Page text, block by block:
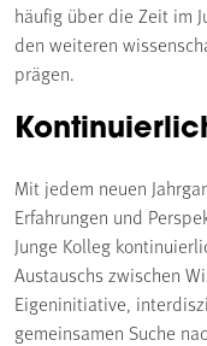
häufig über die Zeit im
den weiteren
prägen.
Mit jedem neuen
Erfahrungen und
Junge Kolleg
Austauschs zwischen
Eigeninitiative,
gemeinsamen Suche